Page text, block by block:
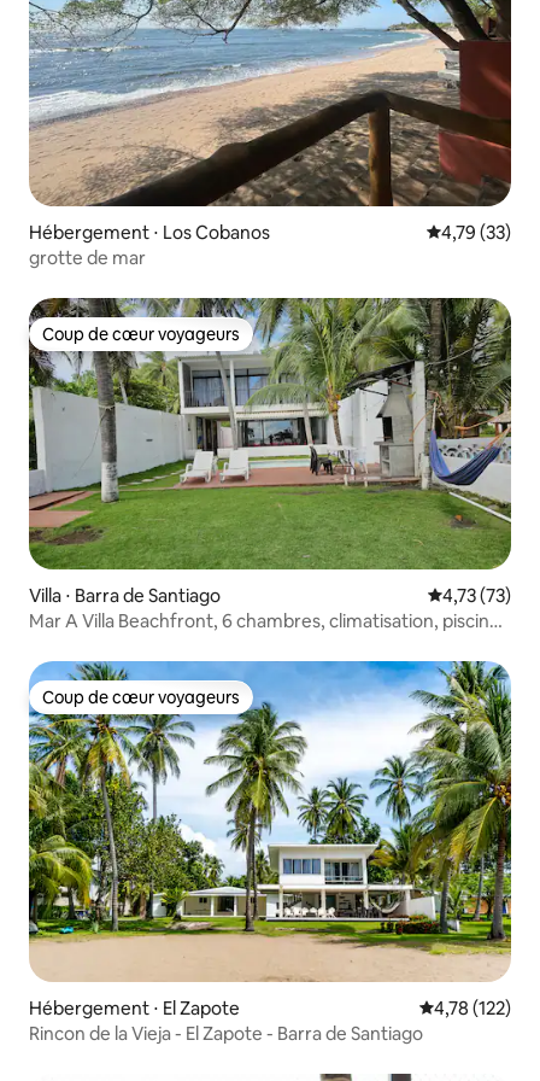
Hébergement ⋅ Los Cobanos Évaluation
4,79 (33)
grotte de mar
Coup de cœur voyageurs
Coup de cœur voyageurs
Villa ⋅ Barra de Santiago Évaluation
4,73 (73)
Mar A Villa Beachfront, 6 chambres, climatisation, piscine
Coup de cœur voyageurs
Coup de cœur voyageurs
Hébergement ⋅ El Zapote Évaluation
4,78 (122)
Rincon de la Vieja - El Zapote - Barra de Santiago